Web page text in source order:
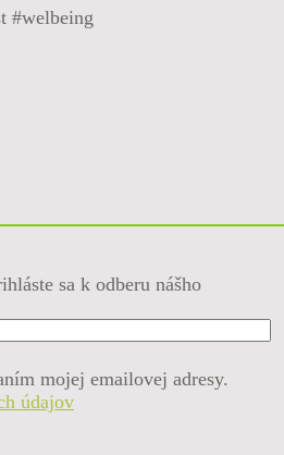
#welbeing
sa k odberu nášho
mojej emailovej adresy.
údajov